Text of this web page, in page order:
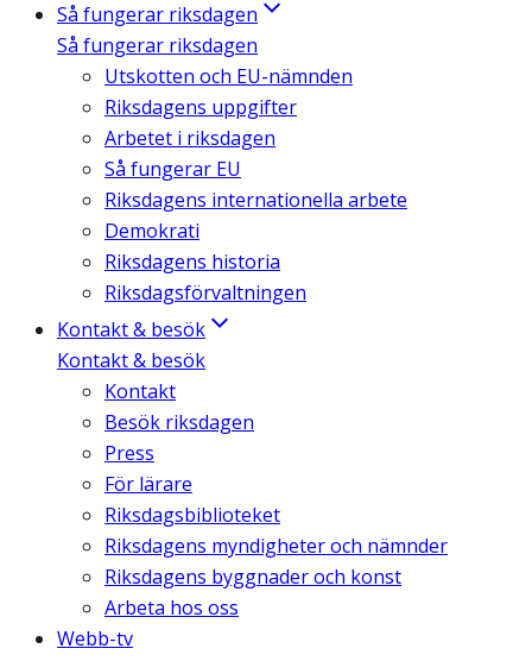
Så fungerar riksdagen
Så fungerar riksdagen
Utskotten och EU-nämnden
Riksdagens uppgifter
Arbetet i riksdagen
Så fungerar EU
Riksdagens internationella arbete
Demokrati
Riksdagens historia
Riksdagsförvaltningen
Kontakt & besök
Kontakt & besök
Kontakt
Besök riksdagen
Press
För lärare
Riksdagsbiblioteket
Riksdagens myndigheter och nämnder
Riksdagens byggnader och konst
Arbeta hos oss
Webb-tv